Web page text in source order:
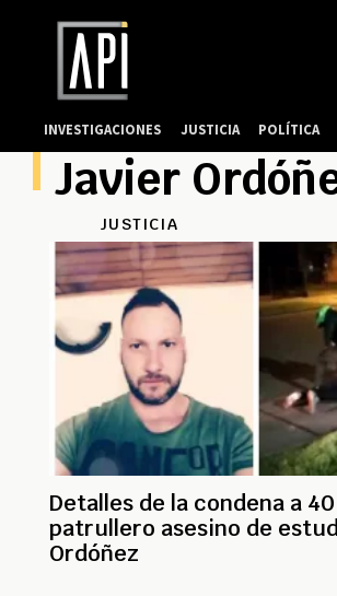
Javier
JUSTICIA
Detalles de la condena a
patrullero asesino de
Ordóñez
INVESTIGACIONES JUSTICIA POLÍTICA